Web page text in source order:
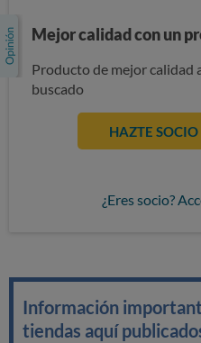
Mejor calidad con un
Producto de mejor calidad
buscado
HAZTE
¿Eres socio?
Información
tiendas aquí